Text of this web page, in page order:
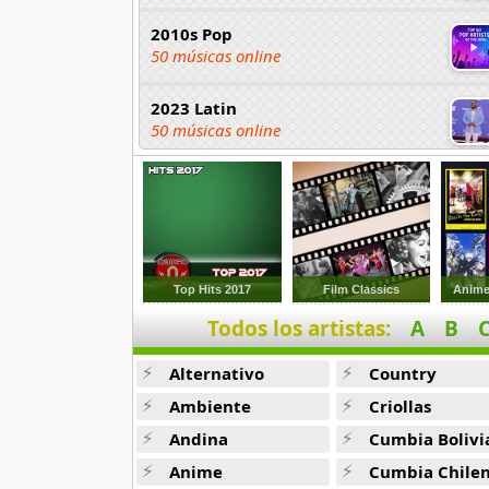
2010s Pop
50 músicas online
2023 Latin
50 músicas online
2023 Pop
2023 Rock
59 músicas online
80s Acoustic Hits
37 músicas online
80s Ballads
48 músicas online
80s Pop Rock
Top Hits 2017 Film Classics
Todos los artistas: A B
Alternativo
Ambiente
Andina
Anime
Country
Criollas
Cumbia
Cumbia